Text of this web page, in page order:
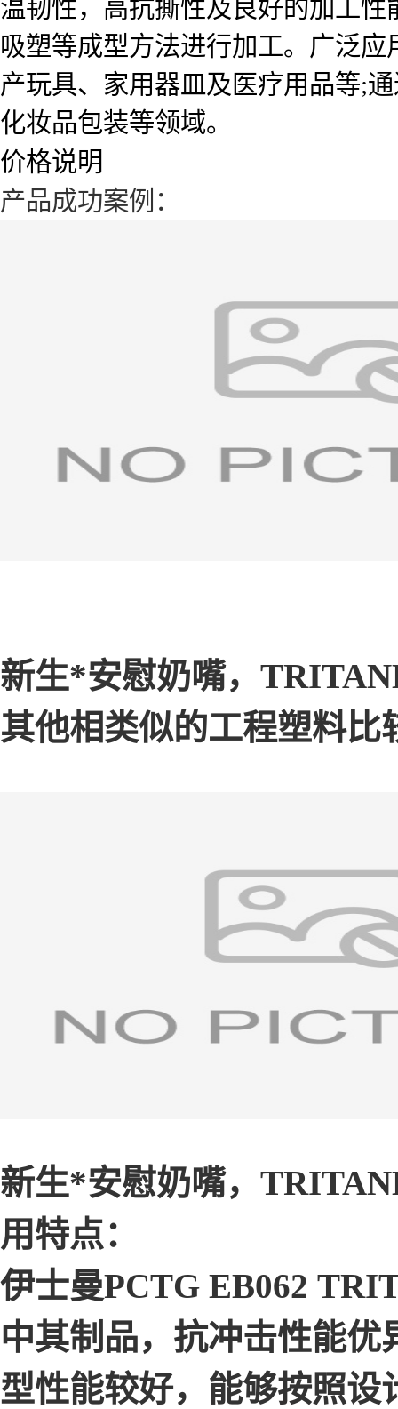
温韧性，高抗撕性及良好的加工
吸塑等成型方法进行加工。广泛
产玩具、家用器皿及医疗用品等;
化妆品包装等领域。
价格说明
产品成功案例：
新生*安慰奶嘴，
其他相类似的工程塑料比
新生*安慰奶嘴，
用特点：
伊士曼PCTG EB062
中其制品，抗冲击性能
型性能较好，能够按照